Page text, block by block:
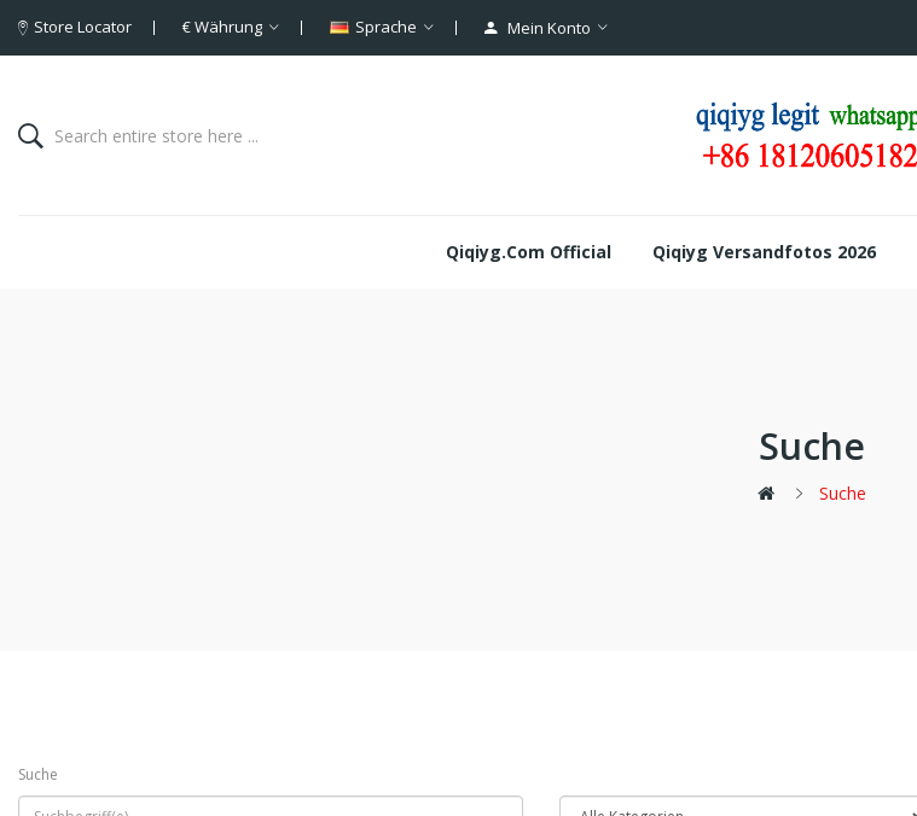
Store Locator €Währung Sprache Mein Konto
Qiqiyg.com Official Qiqiyg Versandfotos 2026
Suche
Suche
Suche